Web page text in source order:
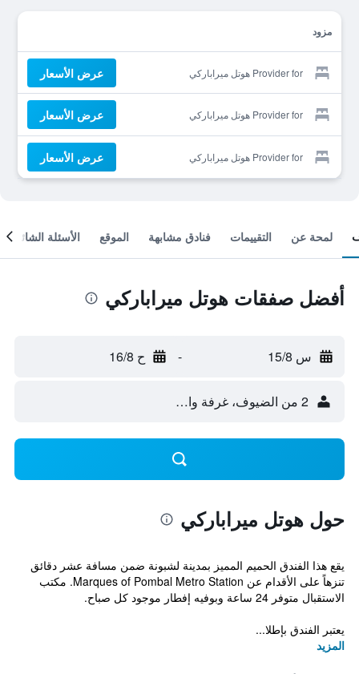
مزود
Provider for هوتل ميراباركي عرض الأسعار
Provider for هوتل ميراباركي عرض الأسعار
Provider for هوتل ميراباركي عرض الأسعار
لمحة عن التقييمات فنادق مشابهة الموقع الأسئلة الشائعة
أفضل صفقات هوتل ميراباركي
س 15/8 - ح 16/8
2 من الضيوف، غرفة واحدة
حول هوتل ميراباركي
يقع هذا الفندق الحميم المميز بمدينة لشبونة ضمن مسافة عشر دقائق
تنزهاً على الأقدام عن Marques of Pombal Metro Station. مكتب
الاستقبال متوفر 24 ساعة وبوفيه إفطار موجود كل صباح.
يعتبر الفندق بإطلا...
المزيد